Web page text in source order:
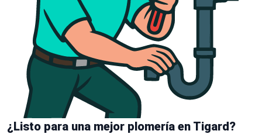
¿Listo para una mejor plomería en Tigard?